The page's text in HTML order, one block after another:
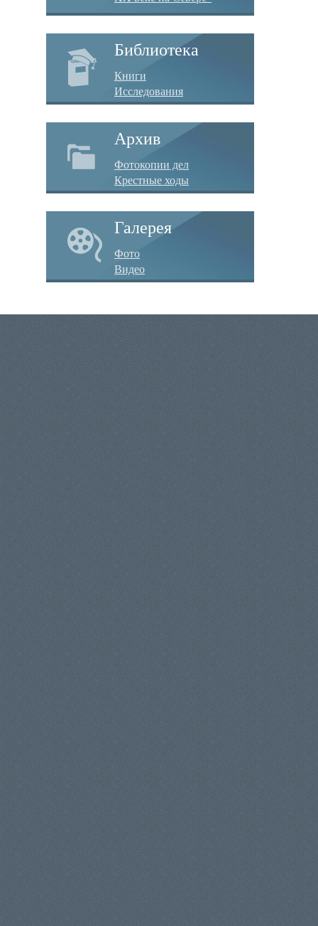
Библиотека
Книги
Исследования
Архив
Фотокопии дел
Крестные ходы
Галерея
Фото
Видео